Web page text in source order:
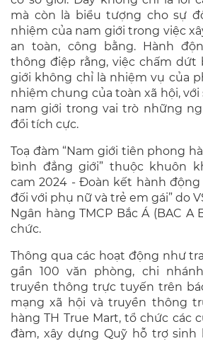
mà còn là biểu tượng cho sự
nhiệm của nam giới trong việc
an toàn, công bằng. Hành
thông điệp rằng, việc chấm dứt
giới không chỉ là nhiệm vụ của
nhiệm chung của toàn xã hội,
nam giới trong vai trò những
đổi tích cực.
Toạ đàm “Nam giới tiên phong
bình đẳng giới” thuộc khuôn
cam 2024 - Đoàn kết hành
đối với phụ nữ và trẻ em gái” do
Ngân hàng TMCP Bắc Á (BAC A
chức.
Thông qua các hoạt động như
gần 100 văn phòng, chi
truyền thông trực tuyến trên
mạng xã hội và truyền thông
hàng TH True Mart, tổ chức các
đàm, xây dựng Quỹ hỗ trợ